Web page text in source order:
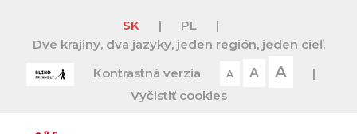
SK | PL
|
Dve krajiny, dva jazyky, jeden región, jeden cieľ.
Kontrastná verzia
A A A
|
Vyčistiť cookies